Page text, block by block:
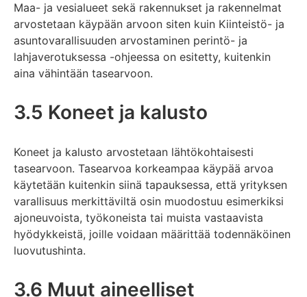
Maa- ja vesialueet sekä rakennukset ja rakennelmat
arvostetaan käypään arvoon siten kuin Kiinteistö- ja
asuntovarallisuuden arvostaminen perintö- ja
lahjaverotuksessa -ohjeessa on esitetty, kuitenkin
aina vähintään tasearvoon.
3.5 Koneet ja kalusto
Koneet ja kalusto arvostetaan lähtökohtaisesti
tasearvoon. Tasearvoa korkeampaa käypää arvoa
käytetään kuitenkin siinä tapauksessa, että yrityksen
varallisuus merkittäviltä osin muodostuu esimerkiksi
ajoneuvoista, työkoneista tai muista vastaavista
hyödykkeistä, joille voidaan määrittää todennäköinen
luovutushinta.
3.6 Muut aineelliset